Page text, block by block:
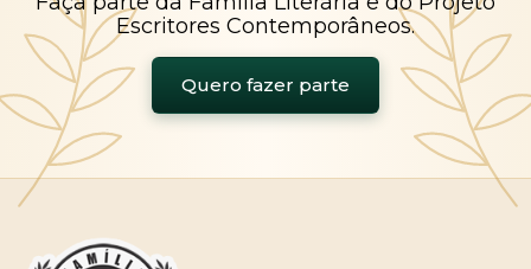
Escritores Contemporâneos.
Quero fazer parte